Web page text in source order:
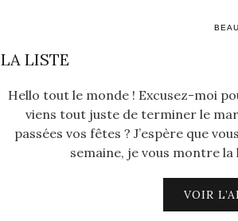
LA LISTE
Hello tout le monde ! Excusez-moi
viens tout juste de terminer le
passées vos fêtes ? J’espère que
semaine, je vous montre
VOIR